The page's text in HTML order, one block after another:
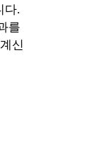
다.
를
신